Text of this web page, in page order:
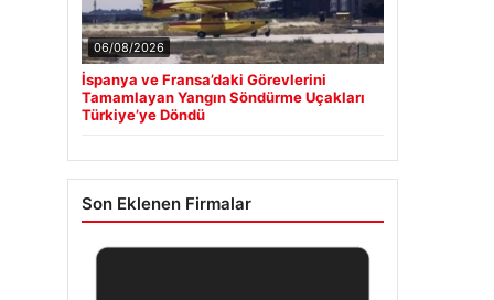
06/08/2026
İspanya ve Fransa’daki Görevlerini
Tamamlayan Yangın Söndürme Uçakları
Türkiye’ye Döndü
Son Eklenen Firmalar